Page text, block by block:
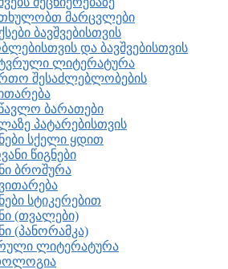
მარცვლები
ბავშვებისთვის
და ბავშვებისთვის
ლიტერატურა
შესაძლებლობების
ბარათები
პატარებისთვის
სქელი ყდით
წიგნები
ბროშურა
სტიკერებით
(თვალები)
(პანორამკა)
ლიტერატურა